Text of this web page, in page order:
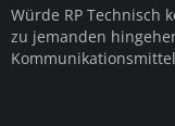
Würde RP Technisch
zu jemanden